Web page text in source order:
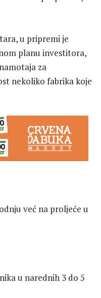
u pripremi je
planu investitora,
za
nekoliko fabrika koje
već na proljeće u
u narednih 3 do 5